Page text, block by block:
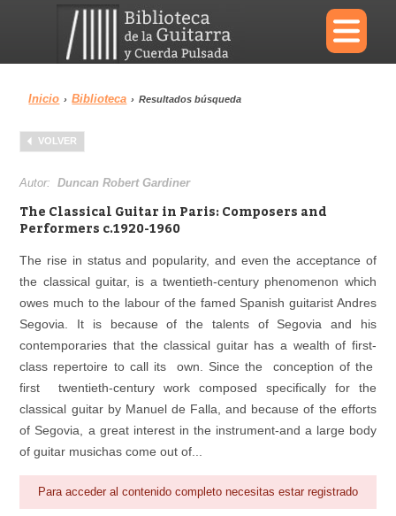
×
Menu
Biblioteca
Reproductor
Inicio › Biblioteca › Resultados búsqueda
VOLVER
Autor:Duncan Robert Gardiner
The Classical Guitar in Paris: Composers and
Performers c.1920-1960
The rise in status and popularity, and even the acceptance of
the classical guitar, is a twentieth-century phenomenon which
owes much to the labour of the famed Spanish guitarist Andres
Segovia. It is because of the talents of Segovia and his
contemporaries that the classical guitar has a wealth of first-
class repertoire to call its own. Since the conception of the
first twentieth-century work composed specifically for the
classical guitar by Manuel de Falla, and because of the efforts
of Segovia, a great interest in the instrument-and a large body
of guitar musichas come out of...
Para acceder al contenido completo necesitas estar registrado